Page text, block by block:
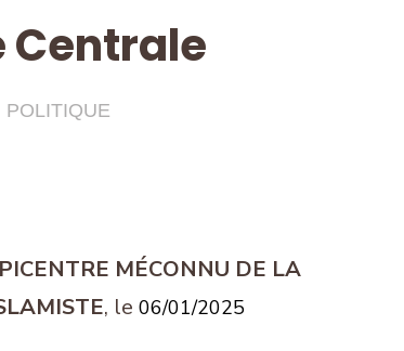
Centrale
POLITIQUE
MÉCONNU DE LA
06/01/2025